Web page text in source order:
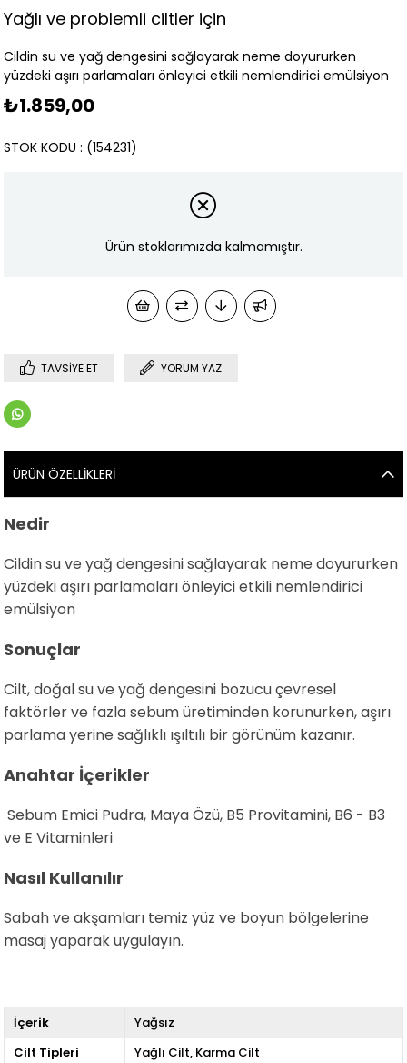
Yağlı ve problemli ciltler için
Cildin su ve yağ dengesini sağlayarak neme doyururken
yüzdeki aşırı parlamaları önleyici etkili nemlendirici emülsiyon
₺1.859,00
(154231)
STOK KODU
Ürün stoklarımızda kalmamıştır.
TAVSIYE ET YORUM YAZ
ÜRÜN ÖZELLIKLERI
Nedir
Cildin su ve yağ dengesini sağlayarak neme doyururken
yüzdeki aşırı parlamaları önleyici etkili nemlendirici
emülsiyon
Sonuçlar
Cilt, doğal su ve yağ dengesini bozucu çevresel
faktörler ve fazla sebum üretiminden korunurken, aşırı
parlama yerine sağlıklı ışıltılı bir görünüm kazanır.
Anahtar İçerikler
Sebum Emici Pudra, Maya Özü, B5 Provitamini, B6 - B3
ve E Vitaminleri
Nasıl Kullanılır
Sabah ve akşamları temiz yüz ve boyun bölgelerine
masaj yaparak uygulayın.
İçerik
Yağsız
Cilt Tipleri
Yağlı Cilt Karma Cilt